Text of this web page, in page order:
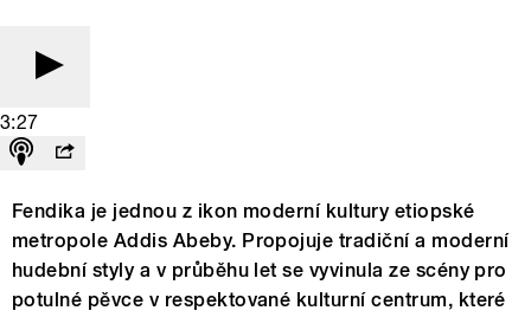
3:27
Fendika je jednou z ikon moderní kultury etiopské
metropole Addis Abeby. Propojuje tradiční a moderní
hudební styly a v průběhu let se vyvinula ze scény pro
potulné pěvce v respektované kulturní centrum, které